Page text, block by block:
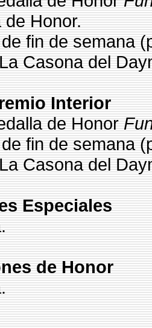
de Honor.
fin de semana
Casona del
Interior
de Honor
fin de semana
Casona del
Especiales
de Honor